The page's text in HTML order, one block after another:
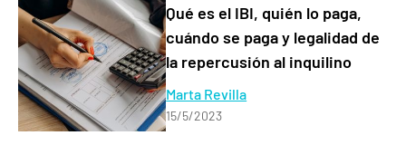
Qué es el IBI, quién lo paga,
cuándo se paga y legalidad de
la repercusión al inquilino
Marta Revilla
15/5/2023